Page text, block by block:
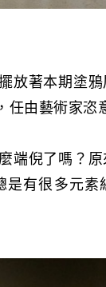
放著本期塗
由藝術家恣
端倪了嗎？
有很多元素